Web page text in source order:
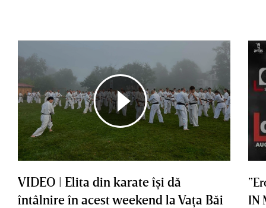
VIDEO | Elita din karate îşi dă
întâlnire în acest weekend la Vaţa Băi
IN